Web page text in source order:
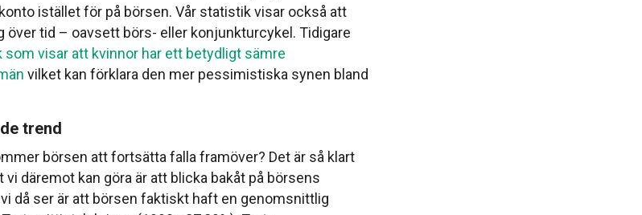
istället för på börsen. Vår statistik visar också att
över tid – oavsett börs- eller konjunkturcykel. Tidigare
visar att kvinnor har ett betydligt sämre
vilket kan förklara den mer pessimistiska synen bland
trend
börsen att fortsätta falla framöver? Det är så klart
vi däremot kan göra är att blicka bakåt på börsens
då ser är att börsen faktiskt haft en genomsnittlig